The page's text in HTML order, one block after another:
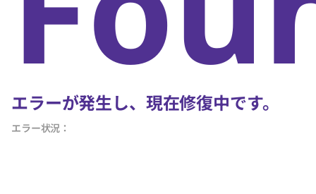
エラーが発生し、現在修復中です。
エラー状況：